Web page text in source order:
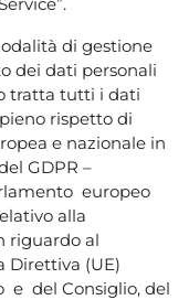
di gestione
dei dati personali
tratta tutti i dati
rispetto di
e nazionale in
GDPR –
europeo
alla
riguardo al
Direttiva (UE)
del Consiglio, del